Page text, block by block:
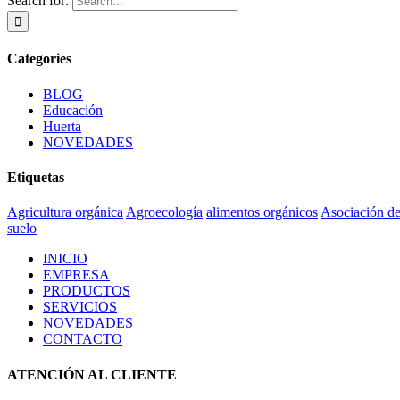
Categories
BLOG
Educación
Huerta
NOVEDADES
Etiquetas
Agricultura orgánica Agroecología alimentos orgánicos Asociación
suelo
INICIO
EMPRESA
PRODUCTOS
SERVICIOS
NOVEDADES
CONTACTO
ATENCIÓN AL CLIENTE